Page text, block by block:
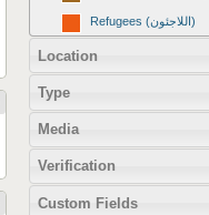
Refugees (اللاجئون)
Location
Type
Media
Verification
Custom Fields